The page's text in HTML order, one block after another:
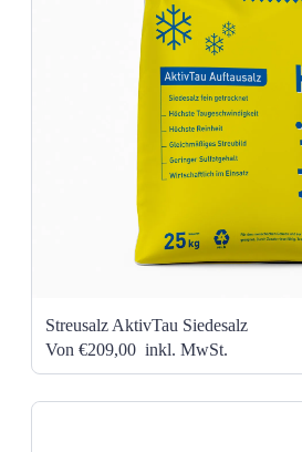
Streusalz AktivTau Siedesalz
Von €209,00 inkl. MwSt.